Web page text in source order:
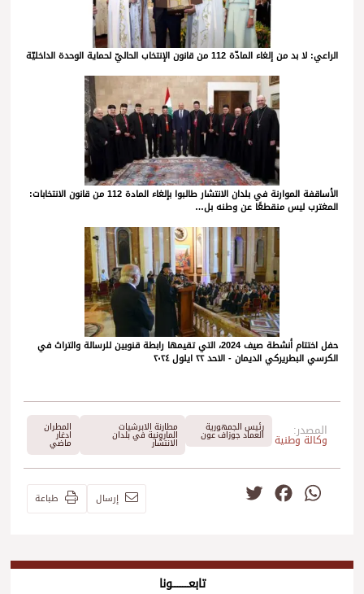
الراعي: لا بد من إلغاء المادّة 112 من قانون الإنتخاب الحاليّ لحماية الوحدة الداخليّة
الأساقفة الموارنة في بلدان الانتشار طالبوا بإلغاء المادة 112 من قانون الانتخابات:
المغترب ليس منقطعًا عن وطنه بل…
حفل اختتام أنشطة صيف 2024، التي تقيمها رابطة قنوبين للرسالة والتراث في
الكرسي البطريركي الديمان - الاحد ٢٢ ايلول ٢٠٢٤
المصدر:
وكالة وطنية
رئيس الجمهورية
العماد جوزاف عون
مطارنة الابرشيات
المارونية في بلدان
الانتشار
المطران
ادغار
ماضي
WhatsApp
Facebook إرسال طباعة
تابعــــــــــونا